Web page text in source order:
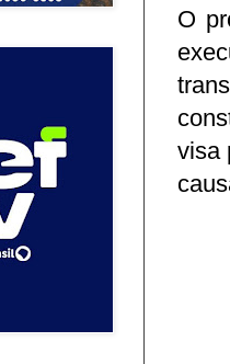
O
visa